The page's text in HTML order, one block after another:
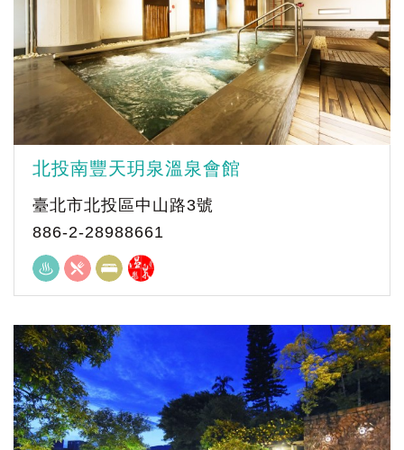
北投南豐天玥泉溫泉會館
臺北市北投區中山路3號
886-2-28988661